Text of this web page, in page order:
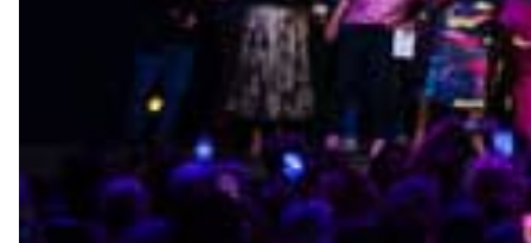
In beeld Anja Machielse, Emeritus hoogleraar
Het feit dat de koning hier andaag is om deze
aan heel veel mensen dat dit echt een thema is
OUTRO IN BEELD: Bekijk wat jij kan doen op
Ministerie Volksgezondheidheid, Welzijn en Sport